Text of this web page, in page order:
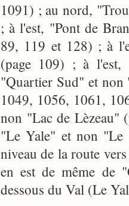
1091) ; au nord,
; à l'est, "Pont de
89, 119 et 128) ; à
(page 109) ; à l'est,
"Quartier Sud" et
1049, 1056, 1061,
non "Lac de Lèzeau"
"Le Yale" et non "Le
niveau de la route
en est de même de
dessous du Val (Le